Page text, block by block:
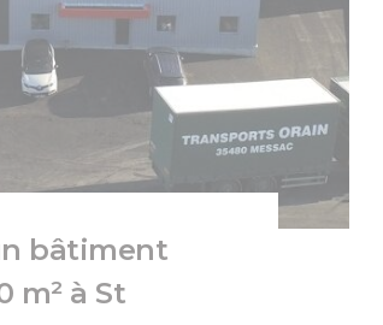
bâtiment
m² à St